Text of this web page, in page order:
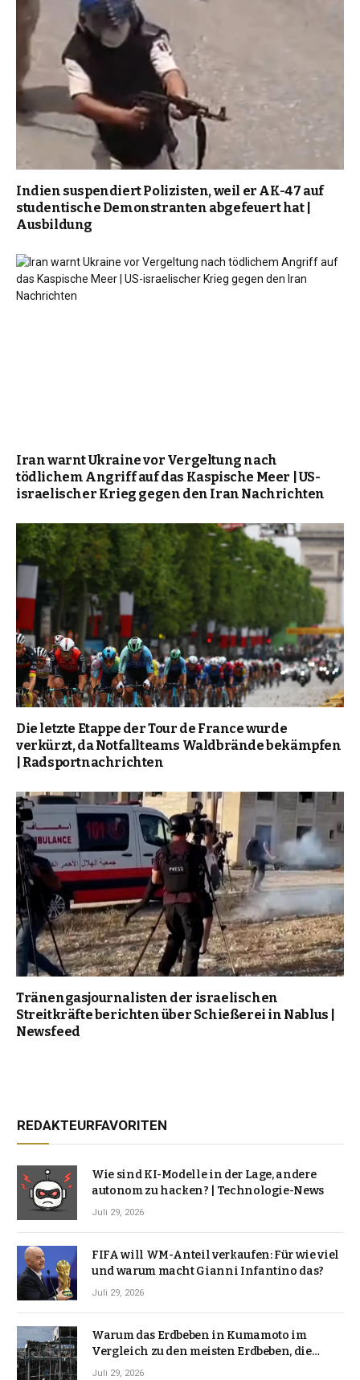
Indien suspendiert Polizisten, weil er AK-47 auf
studentische Demonstranten abgefeuert hat |
Ausbildung
Iran warnt Ukraine vor Vergeltung nach
tödlichem Angriff auf das Kaspische Meer | US-
israelischer Krieg gegen den Iran Nachrichten
Die letzte Etappe der Tour de France wurde
verkürzt, da Notfallteams Waldbrände bekämpfen
| Radsportnachrichten
Tränengasjournalisten der israelischen
Streitkräfte berichten über Schießerei in Nablus |
Newsfeed
REDAKTEURFAVORITEN
Wie sind KI-Modelle in der Lage, andere
autonom zu hacken? | Technologie-News
Juli 29, 2026
FIFA will WM-Anteil verkaufen: Für wie viel
und warum macht Gianni Infantino das?
Juli 29, 2026
Warum das Erdbeben in Kumamoto im
Vergleich zu den meisten Erdbeben, die
Japan erschütterten, ungewöhnlich ist
Juli 29, 2026